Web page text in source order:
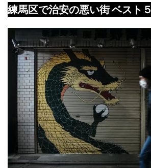
練馬区で治安の悪い街 ベスト５